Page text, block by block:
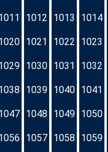
1012 1013 1014
1021 1022 1023
1030 1031 1032
1039 1040 1041
1048 1049 1050
1057 1058 1059